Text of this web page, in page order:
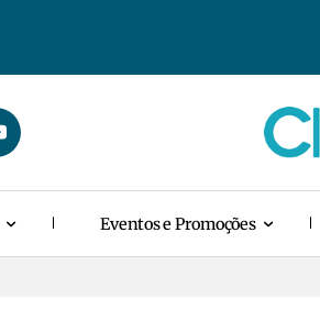
Eventos e Promoções